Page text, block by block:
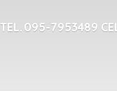
TEL. 095-7953489